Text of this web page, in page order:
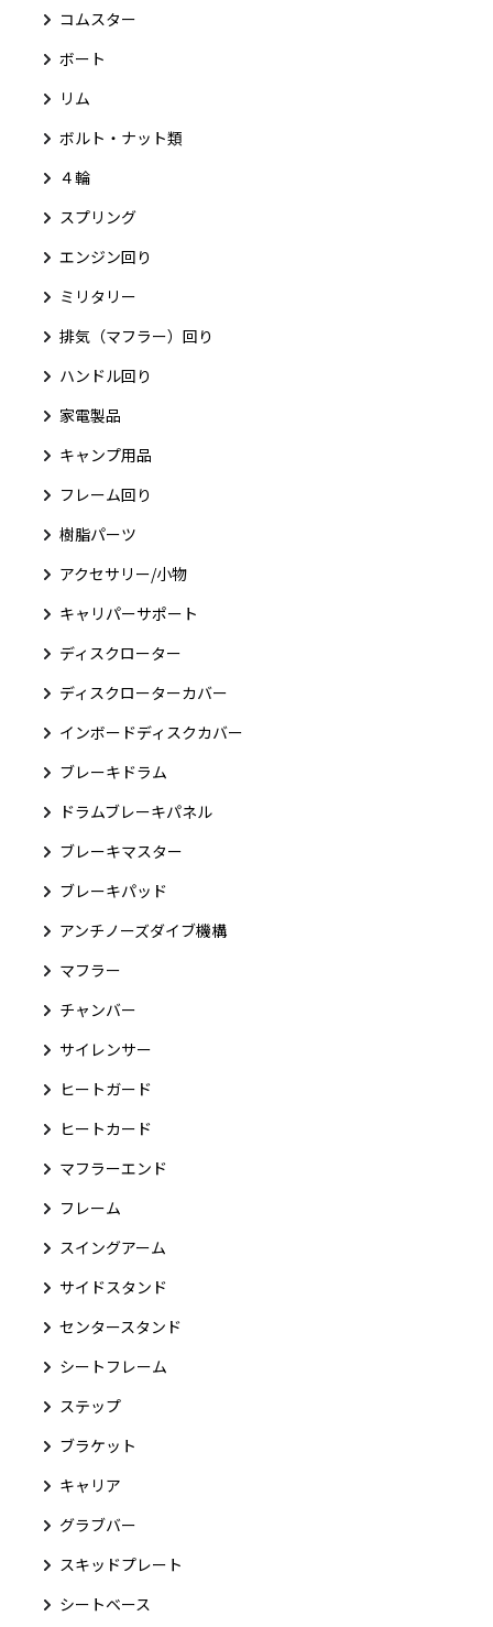
コムスター
ボート
リム
ボルト・ナット類
４輪
スプリング
エンジン回り
ミリタリー
排気（マフラー）回り
ハンドル回り
家電製品
キャンプ用品
フレーム回り
樹脂パーツ
アクセサリー/小物
キャリパーサポート
ディスクローター
ディスクローターカバー
インボードディスクカバー
ブレーキドラム
ドラムブレーキパネル
ブレーキマスター
ブレーキパッド
アンチノーズダイブ機構
マフラー
チャンバー
サイレンサー
ヒートガード
ヒートカード
マフラーエンド
フレーム
スイングアーム
サイドスタンド
センタースタンド
シートフレーム
ステップ
ブラケット
キャリア
グラブバー
スキッドプレート
シートベース